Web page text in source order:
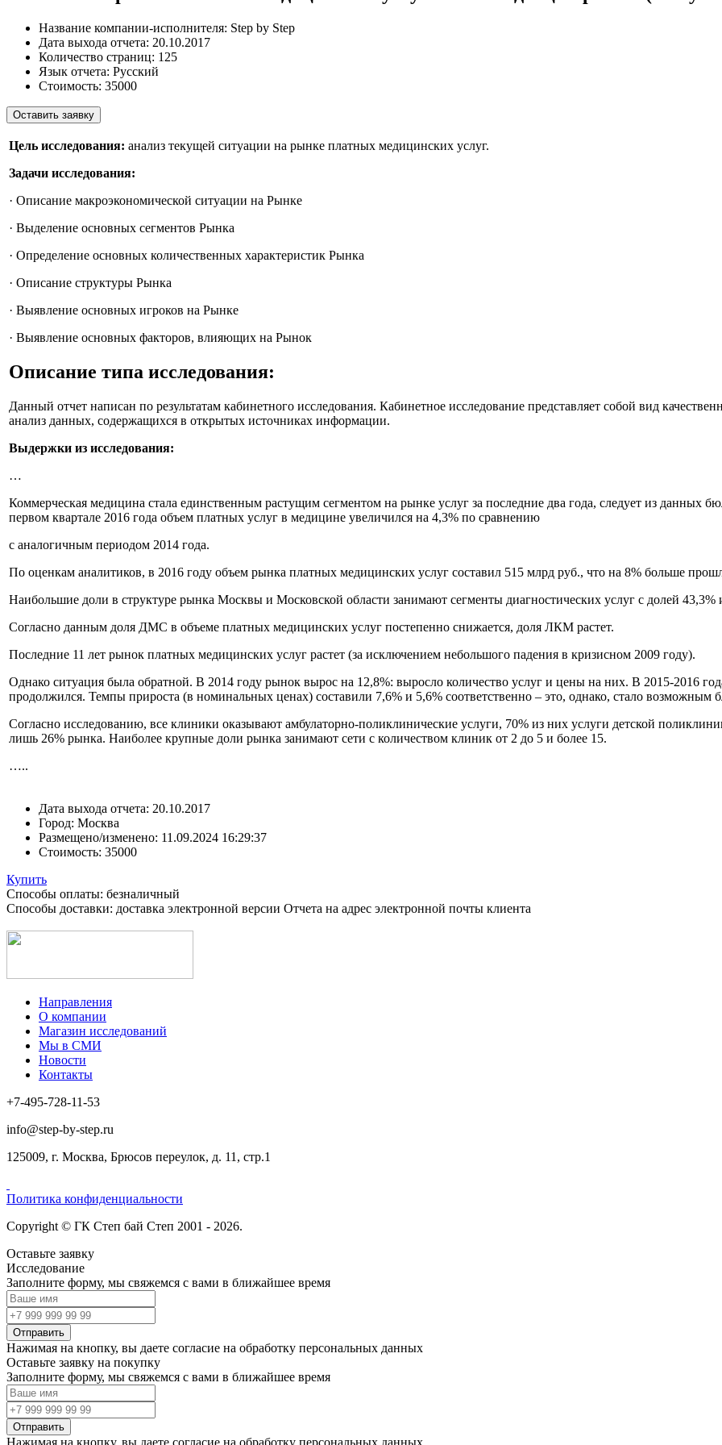
Название компании-исполнителя: Step by Step
Дата выхода отчета: 20.10.2017
Количество страниц: 125
Язык отчета: Русский
Стоимость: 35000
Оставить заявку
Цель исследования: анализ текущей ситуации на рынке платных медицинских услуг.
Задачи исследования:
· Описание макроэкономической ситуации на Рынке
· Выделение основных сегментов Рынка
· Определение основных количественных характеристик Рынка
· Описание структуры Рынка
· Выявление основных игроков на Рынке
· Выявление основных факторов, влияющих на Рынок
Описание типа исследования:
Данный отчет написан по результатам кабинетного исследования. Кабинетное исследование представляет собой вид
анализ данных, содержащихся в открытых источниках информации.
Выдержки из исследования:
…
Коммерческая медицина стала единственным растущим сегментом на рынке услуг за последние два года, следует из данных
первом квартале 2016 года объем платных услуг в медицине увеличился на 4,3% по сравнению
с аналогичным периодом 2014 года.
По оценкам аналитиков, в 2016 году объем рынка платных медицинских услуг составил 515 млрд руб., что на 8% больше
Наибольшие доли в структуре рынка Москвы и Московской области занимают сегменты диагностических услуг с долей
Согласно данным доля ДМС в объеме платных медицинских услуг постепенно снижается, доля ЛКМ растет.
Последние 11 лет рынок платных медицинских услуг растет (за исключением небольшого падения в кризисном 2009 году).
Однако ситуация была обратной. В 2014 году рынок вырос на 12,8%: выросло количество услуг и цены на них. В 2015-2016
продолжился. Темпы прироста (в номинальных ценах) составили 7,6% и 5,6% соответственно – это, однако, стало возможным
Согласно исследованию, все клиники оказывают амбулаторно-поликлинические услуги, 70% из них услуги детской
лишь 26% рынка. Наиболее крупные доли рынка занимают сети с количеством клиник от 2 до 5 и более 15.
…..
Дата выхода отчета: 20.10.2017
Город: Москва
Размещено/изменено: 11.09.2024 16:29:37
Стоимость: 35000
Купить
Способы оплаты: безналичный
Способы доставки: доставка электронной версии Отчета на адрес электронной почты клиента
Направления
О компании
Магазин исследований
Мы в СМИ
Новости
Контакты
+7-495-728-11-53
info@step-by-step.ru
125009, г. Москва, Брюсов переулок, д. 11, стр.1
Политика конфиденциальности
Copyright © ГК Степ бай Степ 2001 - 2026.
Оставьте заявку
Исследование
Заполните форму, мы свяжемся с вами в ближайшее время
Отправить
Нажимая на кнопку, вы даете согласие на обработку персональных данных
Оставьте заявку на покупку
Заполните форму, мы свяжемся с вами в ближайшее время
Отправить
Нажимая на кнопку, вы даете согласие на обработку персональных данных